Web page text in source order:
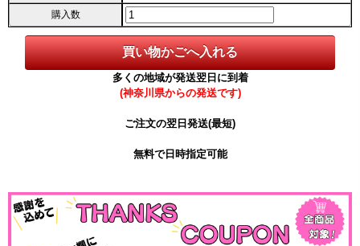
購入数
多くの地域が発送翌日に到着
(神奈川県からの発送です)
ご注文の翌日発送(最短)
無料で日時指定可能